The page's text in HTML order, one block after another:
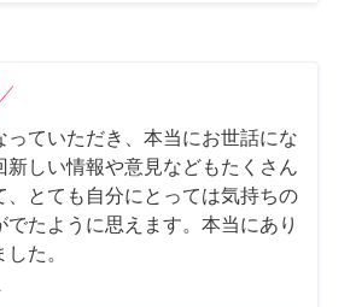
っていただき、本当にお世話にな
新しい情報や意見などもたくさん
、とても自分にとっては気持ちの
でたように思えます。本当にあり
た。